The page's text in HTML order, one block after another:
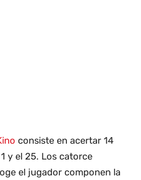
consiste en acertar 14
y el 25. Los catorce
el jugador componen la